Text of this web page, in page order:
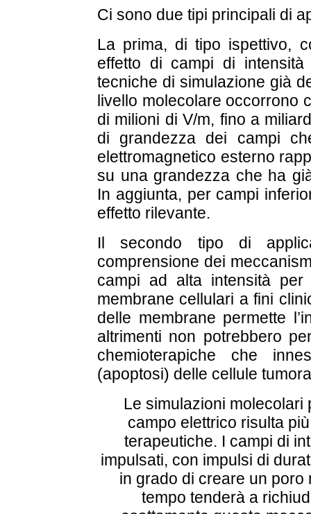
Ci sono due tipi principali di
La prima, di tipo ispettivo,
effetto di campi di intensità
tecniche di simulazione già
livello molecolare occorrono
di milioni di V/m, fino a
di grandezza dei campi
elettromagnetico esterno
su una grandezza che ha
In aggiunta, per campi
effetto rilevante.
Il secondo tipo di
comprensione dei
campi ad alta intensità per
membrane cellulari a fini
delle membrane permette
altrimenti non potrebbero
chemioterapiche che
(apoptosi) delle cellule
Le simulazioni molecolari
campo elettrico risulta
terapeutiche. I campi di
impulsati, con impulsi di
in grado di creare un
tempo tenderà a